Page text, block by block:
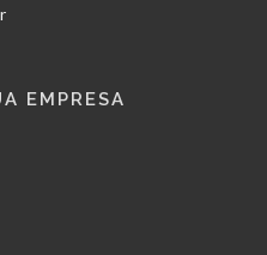
EMPRESA